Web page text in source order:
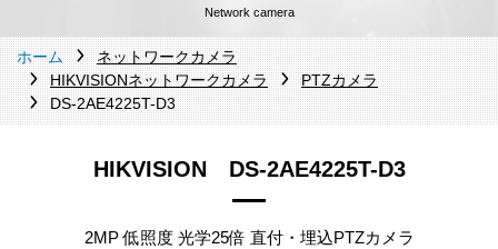
Network camera
ホーム
ネットワークカメラ
HIKVISIONネットワークカメラ
PTZカメラ
DS-2AE4225T-D3
HIKVISION DS-2AE4225T-D3
2MP 低照度 光学25倍 直付・埋込PTZカメラ